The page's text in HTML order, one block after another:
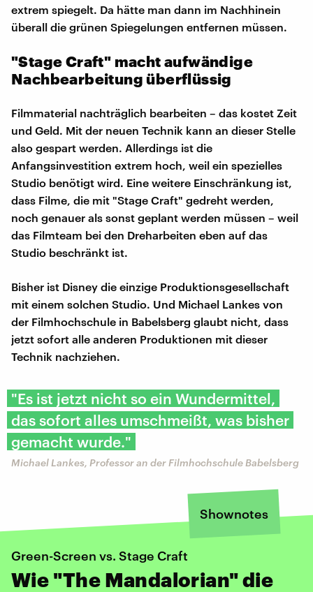
extrem spiegelt. Da hätte man dann im Nachhinein
überall die grünen Spiegelungen entfernen müssen.
"Stage Craft" macht aufwändige
Nachbearbeitung überflüssig
Filmmaterial nachträglich bearbeiten – das kostet Zeit
und Geld. Mit der neuen Technik kann an dieser Stelle
also gespart werden. Allerdings ist die
Anfangsinvestition extrem hoch, weil ein spezielles
Studio benötigt wird. Eine weitere Einschränkung ist,
dass Filme, die mit "Stage Craft" gedreht werden,
noch genauer als sonst geplant werden müssen – weil
das Filmteam bei den Dreharbeiten eben auf das
Studio beschränkt ist.
Bisher ist Disney die einzige Produktionsgesellschaft
mit einem solchen Studio. Und Michael Lankes von
der Filmhochschule in Babelsberg glaubt nicht, dass
jetzt sofort alle anderen Produktionen mit dieser
Technik nachziehen.
"Es ist jetzt nicht so ein Wundermittel,
das sofort alles umschmeißt, was bisher
gemacht wurde."
Michael Lankes, Professor an der Filmhochschule Babelsberg
Shownotes
Green-Screen vs. Stage Craft
Wie "The Mandalorian" die